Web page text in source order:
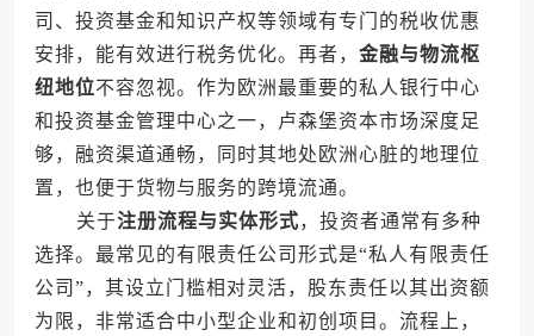
司、投资基金和知识产权等领域有专门的税收优惠
安排，能有效进行税务优化。再者， 金融与物流枢
纽地位不容忽视。作为欧洲最重要的私人银行中心
和投资基金管理中心之一，卢森堡资本市场深度足
够，融资渠道通畅，同时其地处欧洲心脏的地理位
置，也便于货物与服务的跨境流通。
关于注册流程与实体形式，投资者通常有多种
选择。最常见的有限责任公司形式是“私人有限责任
公司”，其设立门槛相对灵活，股东责任以其出资额
为限，非常适合中小型企业和初创项目。流程上，